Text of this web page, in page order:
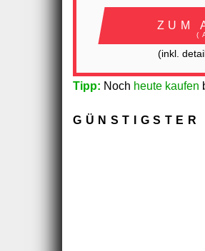
ZUM
(inkl.
Tipp: Noch heute kaufen
GÜNSTIGSTER